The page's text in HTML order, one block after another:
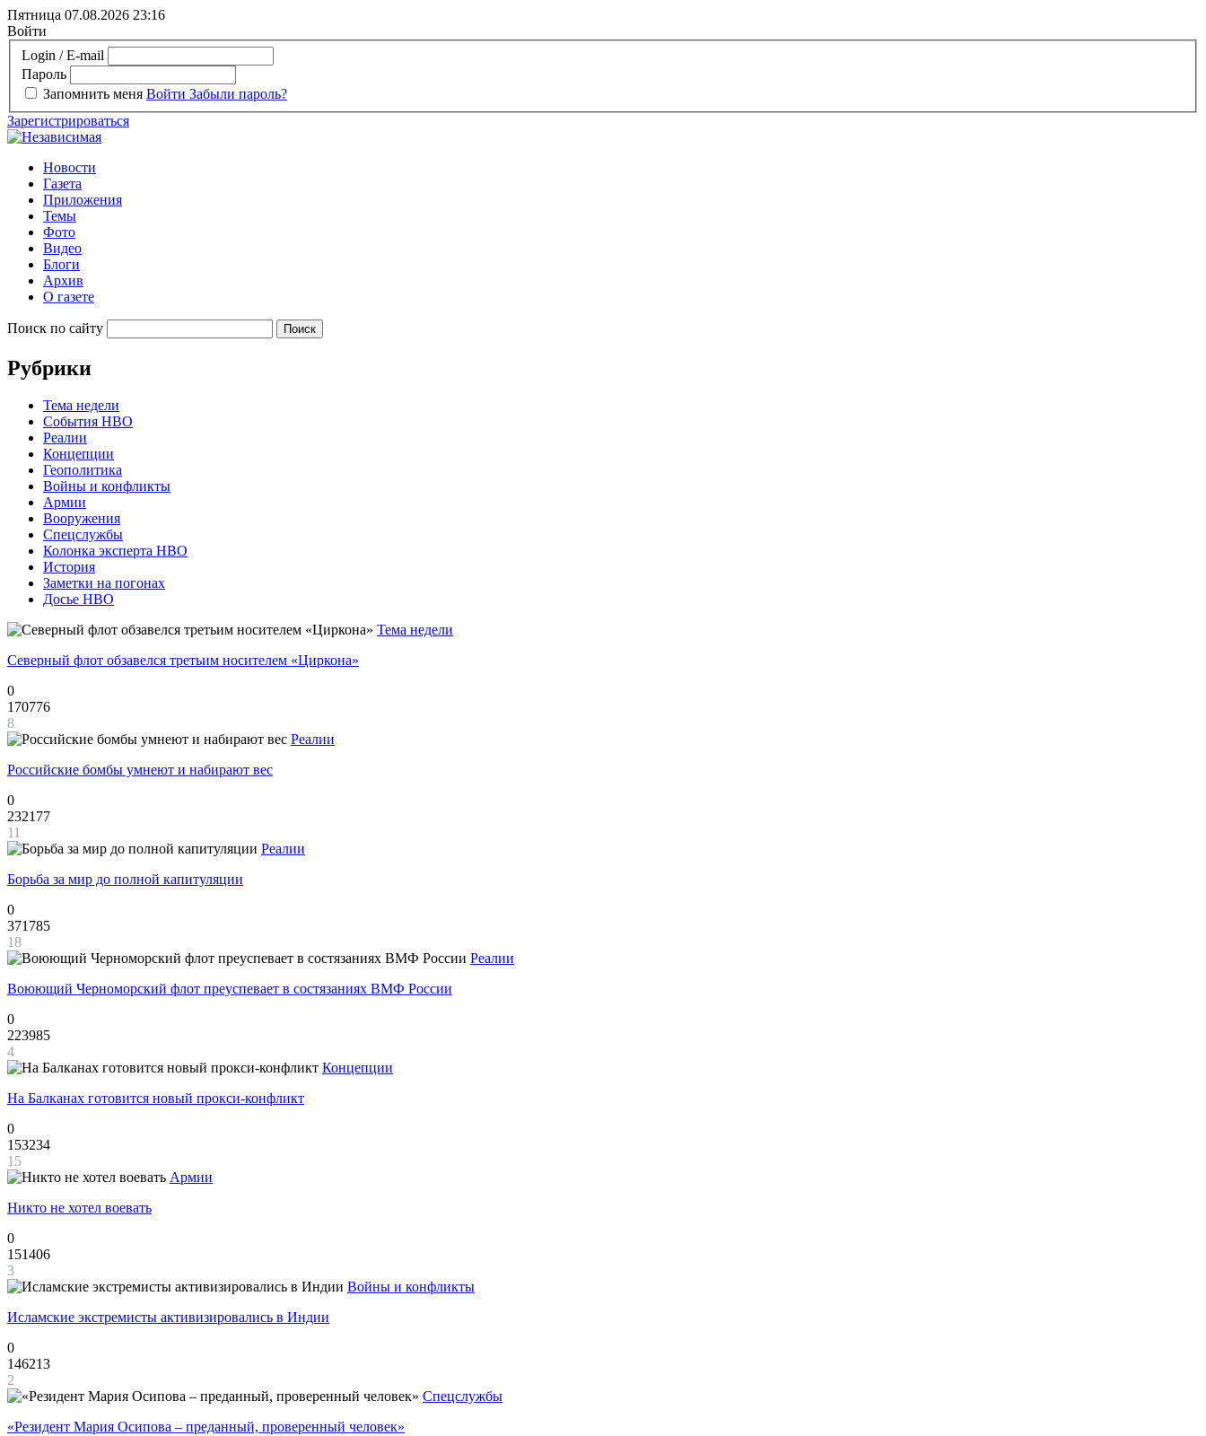
Пятница 07.08.2026 23:16
Войти
Login / E-mail
Пароль
Запомнить меня Войти Забыли пароль?
Зарегистрироваться
Новости
Газета
Приложения
Темы
Фото
Видео
Блоги
Архив
О газете
Поиск по сайту
Рубрики
Тема недели
События НВО
Реалии
Концепции
Геополитика
Войны и конфликты
Армии
Вооружения
Спецслужбы
Колонка эксперта НВО
История
Заметки на погонах
Досье НВО
Тема недели
Северный флот обзавелся третьим носителем «Циркона»
0
170776
8
Реалии
Российские бомбы умнеют и набирают вес
0
232177
11
Реалии
Борьба за мир до полной капитуляции
0
371785
18
Реалии
Воюющий Черноморский флот преуспевает в состязаниях ВМФ России
0
223985
4
Концепции
На Балканах готовится новый прокси-конфликт
0
153234
15
Армии
Никто не хотел воевать
0
151406
3
Войны и конфликты
Исламские экстремисты активизировались в Индии
0
146213
2
Спецслужбы
«Резидент Мария Осипова – преданный, проверенный человек»